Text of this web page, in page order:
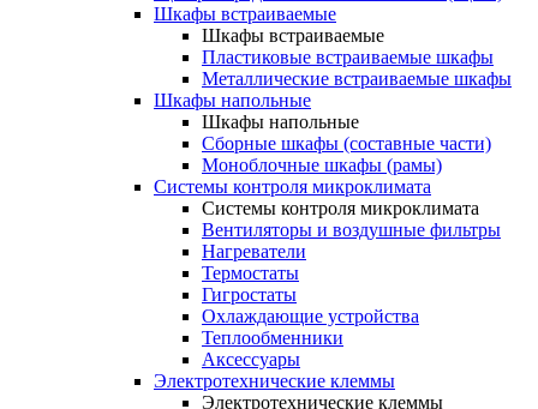
Шкафы встраиваемые
Шкафы встраиваемые
Пластиковые встраиваемые шкафы
Металлические встраиваемые шкафы
Шкафы напольные
Шкафы напольные
Сборные шкафы (составные части)
Моноблочные шкафы (рамы)
Системы контроля микроклимата
Системы контроля микроклимата
Вентиляторы и воздушные фильтры
Нагреватели
Термостаты
Гигростаты
Охлаждающие устройства
Теплообменники
Аксессуары
Электротехнические клеммы
Электротехнические клеммы